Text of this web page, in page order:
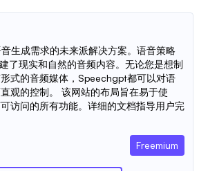
生成需求的未来派解决方案。语音策略
了现实和自然的音频内容。无论您是想制
式的音频媒体，Speechgpt都可以对语
观的控制。 该网站的布局旨在易于使
访问的所有功能。详细的文档指导用户完
Freemium